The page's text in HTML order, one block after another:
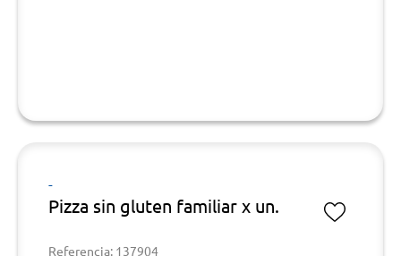
-
Pizza sin gluten familiar x un.
Referencia: 137904